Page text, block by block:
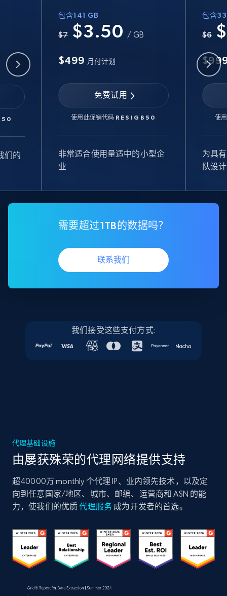
们的
包含141 GB
$7 $3.50 / GB
$499 月付计划
免费试用
使用此促销代码 RESIGB50
非常适合使用量适中的小型企
业
包含
$6
使
为具
队设计
需要超过1TB的数据吗？
联系我们
我们接受这些支付方式:
代理基础设施
由屡获殊荣的代理网络提供支持
超40000万 monthly 个代理 IP、业内领先技术，以及定
向到任意国家/地区、城市、邮编、运营商和 ASN 的能
力，使我们的优质代理服务 成为开发者的首选。